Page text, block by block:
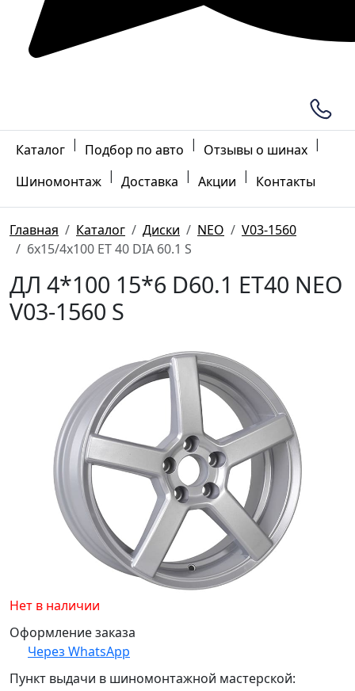
Каталог | Подбор по авто | Отзывы о шинах |
Шиномонтаж | Доставка | Акции | Контакты
Главная Каталог Диски NEO
V03-1560
6x15/4x100 ET 40 DIA 60.1 S
ДЛ 4*100 15*6 D60.1 ET40 NEO
V03-1560 S
Нет в наличии
Оформление заказа
Через WhatsApp
Пункт выдачи в шиномонтажной мастерской: